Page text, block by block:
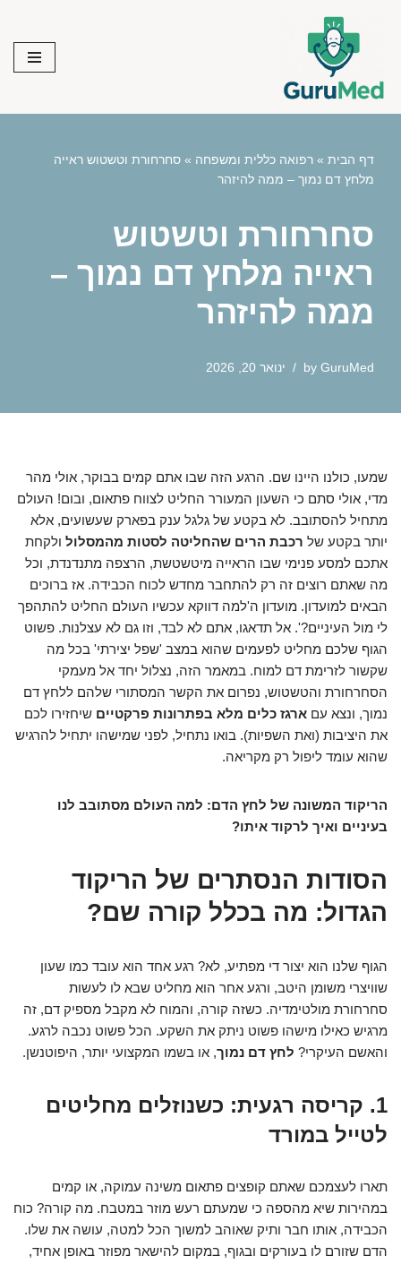
content
דף הבית » רפואה כללית ומשפחה » סחרחורת וטשטוש ראייה
מלחץ דם נמוך – ממה להיזהר
סחרחורת וטשטוש
ראייה מלחץ דם נמוך –
ממה להיזהר
by GuruMed ינואר 20, 2026
שמעו, כולנו היינו שם. הרגע הזה שבו אתם קמים בבוקר, אולי מהר
מדי, אולי סתם כי השעון המעורר החליט לצווח פתאום, ובום! העולם
מתחיל להסתובב. לא בקטע של גלגל ענק בפארק שעשועים, אלא
יותר בקטע של רכבת הרים שהחליטה לסטות מהמסלול ולקחת
אתכם למסע פנימי שבו הראייה מיטשטשת, הרצפה מתנדנדת, וכל
מה שאתם רוצים זה רק להתחבר מחדש לכוח הכבידה. אז ברוכים
הבאים למועדון. מועדון ה'למה דווקא עכשיו העולם החליט להתהפך
לי מול העיניים?'. אל תדאגו, אתם לא לבד, וזו גם לא עצלנות. פשוט
הגוף שלכם מחליט לפעמים שהוא במצב 'שפל יצירתי' בכל מה
שקשור לזרימת דם למוח. במאמר הזה, נצלול יחד אל מעמקי
הסחרחורת והטשטוש, נפרום את הקשר המסתורי שלהם ללחץ דם
נמוך, ונצא עם ארגז כלים מלא בפתרונות פרקטיים שיחזירו לכם
את היציבות (ואת השפיות). בואו נתחיל, לפני שמישהו יתחיל להרגיש
שהוא עומד ליפול רק מקריאה.
הריקוד המשונה של לחץ הדם: למה העולם מסתובב לנו
בעיניים ואיך לרקוד איתו?
הסודות הנסתרים של הריקוד
הגדול: מה בכלל קורה שם?
הגוף שלנו הוא יצור די מפתיע, לא? רגע אחד הוא עובד כמו שעון
שוויצרי משומן היטב, ורגע אחר הוא מחליט שבא לו לעשות
סחרחורת מולטימדיה. כשזה קורה, והמוח לא מקבל מספיק דם, זה
מרגיש כאילו מישהו פשוט ניתק את השקע. הכל פשוט נכבה לרגע.
והאשם העיקרי? לחץ דם נמוך, או בשמו המקצועי יותר, היפוטנשן.
1. קריסה רגעית: כשנוזלים מחליטים
לטייל במורד
תארו לעצמכם שאתם קופצים פתאום משינה עמוקה, או קמים
במהירות שיא מהספה כי שמעתם רעש מוזר במטבח. מה קורה? כוח
הכבידה, אותו חבר ותיק שאוהב למשוך הכל למטה, עושה את שלו.
הדם שזורם לו בעורקים ובגוף, במקום להישאר מפוזר באופן אחיד,